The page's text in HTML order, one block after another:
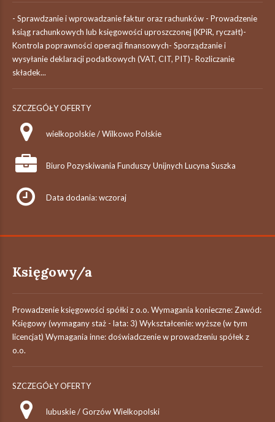
- Sprawdzanie i wprowadzanie faktur oraz rachunków - Prowadzenie
ksiąg rachunkowych lub księgowości uproszczonej (KPiR, ryczałt)-
Kontrola poprawności operacji finansowych- Sporządzanie i
wysyłanie deklaracji podatkowych (VAT, CIT, PIT)- Rozliczanie
składek...
SZCZEGÓŁY OFERTY
wielkopolskie / Wilkowo Polskie
Biuro Pozyskiwania Funduszy Unijnych Lucyna Suszka
Data dodania: wczoraj
Księgowy/a
Prowadzenie księgowości spółki z o.o. Wymagania konieczne: Zawód:
Księgowy (wymagany staż - lata: 3) Wykształcenie: wyższe (w tym
licencjat) Wymagania inne: doświadczenie w prowadzeniu spółek z
o.o.
SZCZEGÓŁY OFERTY
lubuskie / Gorzów Wielkopolski